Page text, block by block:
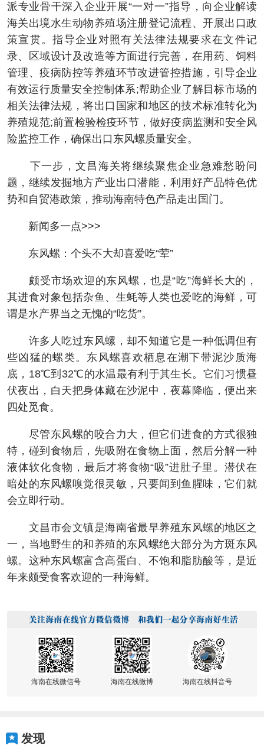
派专业骨干深入企业开展“一对一”指导，向企业解读
海关出境水生动物养殖场注册登记流程、开展出口政
策宣贯。指导企业对照有关法律法规要求在文件记
录、区域设计及改造等方面进行完善，在用药、饲料
管理、疫病防控等养殖环节改进管控措施，引导企业
有效运行质量安全控制体系;帮助企业了解目标市场的
相关法律法规，将出口国家和地区的技术标准转化为
养殖规范;前置检验检疫环节，做好疫病监测和安全风
险监控工作，确保出口东风螺质量安全。
下一步，文昌海关将继续聚焦企业急难愁盼问
题，继续发掘地方产业出口潜能，利用好产品特色优
势和自贸港政策，推动海南特色产品走出国门。
新闻多一点>>>
东风螺：个头不大却喜爱吃“荤”
颇受市场欢迎的东风螺，也是“吃”海鲜长大的，
其进食对象包括杂鱼、生蚝等人类也爱吃的海鲜，可
谓是水产界当之无愧的“吃货”。
许多人吃过东风螺，却不知道它是一种低调但有
些凶猛的螺类。东风螺喜欢栖息在潮下带泥沙质海
底，18℃到32℃的水温最有利于其生长。它们习惯昼
伏夜出，白天把身体藏在沙泥中，夜幕降临，便出来
四处觅食。
尽管东风螺的咬合力大，但它们进食的方式很独
特，碰到食物后，先吸附在食物上面，然后分解一种
液体软化食物，最后才将食物“吸”进肚子里。潜伏在
暗处的东风螺嗅觉很灵敏，只要闻到鱼腥味，它们就
会立即行动。
文昌市会文镇是海南省最早养殖东风螺的地区之
一，当地野生的和养殖的东风螺绝大部分为方斑东风
螺。这种东风螺富含高蛋白、不饱和脂肪酸等，是近
年来颇受食客欢迎的一种海鲜。
海南在线微信号 海南在线微博 海南在线抖音号
发现